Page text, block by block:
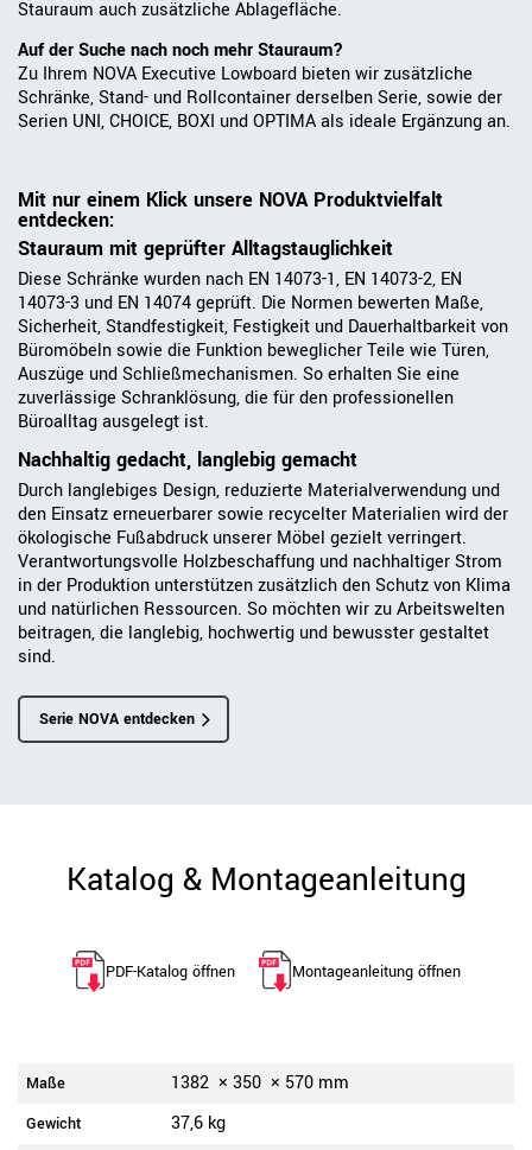
Stauraum auch zusätzliche Ablagefläche.
Auf der Suche nach noch mehr Stauraum?
Zu Ihrem NOVA Executive Lowboard bieten wir zusätzliche
Schränke, Stand- und Rollcontainer derselben Serie, sowie der
Serien UNI, CHOICE, BOXI und OPTIMA als ideale Ergänzung an.
Mit nur einem Klick unsere NOVA Produktvielfalt
entdecken:
Stauraum mit geprüfter Alltagstauglichkeit
Diese Schränke wurden nach EN 14073-1, EN 14073-2, EN
14073-3 und EN 14074 geprüft. Die Normen bewerten Maße,
Sicherheit, Standfestigkeit, Festigkeit und Dauerhaltbarkeit von
Büromöbeln sowie die Funktion beweglicher Teile wie Türen,
Auszüge und Schließmechanismen. So erhalten Sie eine
zuverlässige Schranklösung, die für den professionellen
Büroalltag ausgelegt ist.
Nachhaltig gedacht, langlebig gemacht
Durch langlebiges Design, reduzierte Materialverwendung und
den Einsatz erneuerbarer sowie recycelter Materialien wird der
ökologische Fußabdruck unserer Möbel gezielt verringert.
Verantwortungsvolle Holzbeschaffung und nachhaltiger Strom
in der Produktion unterstützen zusätzlich den Schutz von Klima
und natürlichen Ressourcen. So möchten wir zu Arbeitswelten
beitragen, die langlebig, hochwertig und bewusster gestaltet
sind.
Serie NOVA entdecken
Katalog & Montageanleitung
PDF-Katalog öffnen Montageanleitung öffnen
Maße 1382 × 350 × 570 mm
Gewicht 37,6 kg